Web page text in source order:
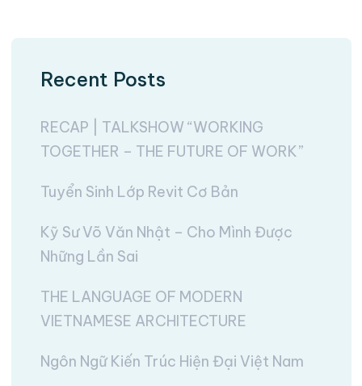
Recent Posts
RECAP | TALKSHOW “WORKING
TOGETHER – THE FUTURE OF WORK”
Tuyển Sinh Lớp Revit Cơ Bản
Kỹ Sư Võ Văn Nhật – Cho Mình Được
Những Lần Sai
THE LANGUAGE OF MODERN
VIETNAMESE ARCHITECTURE
Ngôn Ngữ Kiến Trúc Hiện Đại Việt Nam